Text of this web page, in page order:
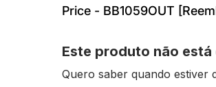
Price - BB1059OUT
Este produto não
Quero saber quando estiver